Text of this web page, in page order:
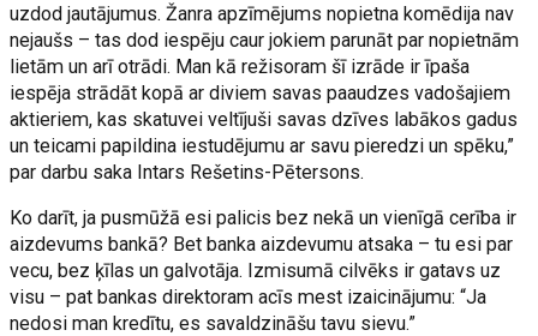
uzdod jautājumus. Žanra apzīmējums nopietna komēdija nav
nejaušs – tas dod iespēju caur jokiem parunāt par nopietnām
lietām un arī otrādi. Man kā režisoram šī izrāde ir īpaša
iespēja strādāt kopā ar diviem savas paaudzes vadošajiem
aktieriem, kas skatuvei veltījuši savas dzīves labākos gadus
un teicami papildina iestudējumu ar savu pieredzi un spēku,”
par darbu saka Intars Rešetins-Pētersons.
Ko darīt, ja pusmūžā esi palicis bez nekā un vienīgā cerība ir
aizdevums bankā? Bet banka aizdevumu atsaka – tu esi par
vecu, bez ķīlas un galvotāja. Izmisumā cilvēks ir gatavs uz
visu – pat bankas direktoram acīs mest izaicinājumu: “Ja
nedosi man kredītu, es savaldzināšu tavu sievu.”